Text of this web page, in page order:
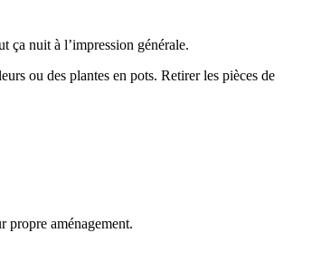
ça nuit à l’impression générale.
ou des plantes en pots. Retirer les pièces de
propre aménagement.